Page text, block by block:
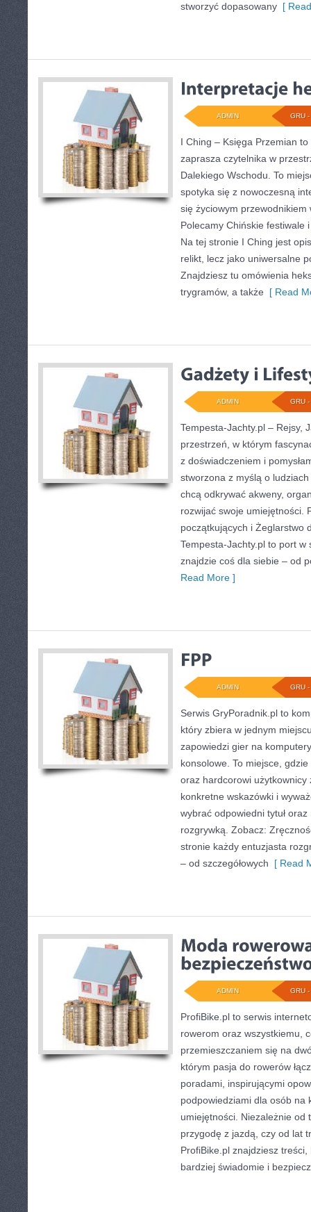
stworzyć dopasowany [
GRU
ADMIN
I Ching – Księga Przemian
zaprasza czytelnika w
Dalekiego Wschodu. To
spotyka się z nowoczesną
się życiowym
Polecamy Chińskie festiwale
Na tej stronie I Ching jest
relikt, lecz jako uniwersalne
Znajdziesz tu omówienia
trygramów, a także [ Read
GRU
ADMIN
Tempesta-Jachty.pl – Rejsy,
przestrzeń, w którym
z doświadczeniem i
stworzona z myślą o
chcą odkrywać akweny,
rozwijać swoje umiejętności.
początkujących i Żeglarstwo
Tempesta-Jachty.pl to port
znajdzie coś dla siebie – od
Read More ]
GRU
ADMIN
Serwis GryPoradnik.pl to
który zbiera w jednym
zapowiedzi gier na
konsolowe. To miejsce,
oraz hardcorowi
konkretne wskazówki i
wybrać odpowiedni tytuł
rozgrywką. Zobacz:
stronie każdy entuzjasta
– od szczegółowych [ Read
GRU
ADMIN
ProfiBike.pl to serwis
rowerom oraz wszystkiemu,
przemieszczaniem się na
którym pasja do rowerów
poradami, inspirującymi
podpowiedziami dla osób na
umiejętności. Niezależnie od
przygodę z jazdą, czy od lat
ProfiBike.pl znajdziesz
bardziej świadomie i